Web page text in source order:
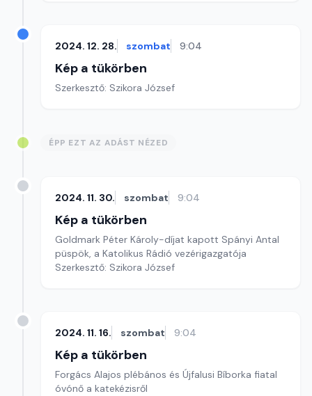
2024. 12. 28. szombat 9:04
Kép a tükörben
Szerkesztő: Szikora József
ÉPP EZT AZ ADÁST NÉZED
2024. 11. 30. szombat 9:04
Kép a tükörben
Goldmark Péter Károly-díjat kapott Spányi Antal
püspök, a Katolikus Rádió vezérigazgatója
Szerkesztő: Szikora József
2024. 11. 16. szombat 9:04
Kép a tükörben
Forgács Alajos plébános és Újfalusi Bíborka fiatal
óvónő a katekézisről